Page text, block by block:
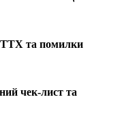
ТТХ та помилки
чек-лист та